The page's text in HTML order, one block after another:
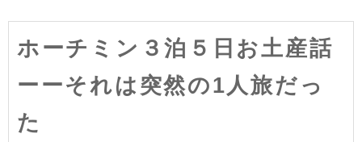
ホーチミン３泊５日お土産話
ーーそれは突然の1人旅だっ
た